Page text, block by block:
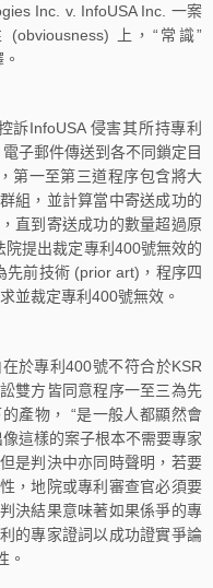
Inc. v. InfoUSA Inc. 一案
上，“常識”
InfoUSA 侵害其所持專利
子郵件傳送到各不同鎖定目
第一至第三道程序包含將大
組，並計算當中寄送成功的
直到寄送成功的數量超過原
提出裁定專利400號無效的
先前技術 (prior art)，程序四
並裁定專利400號無效。
於專利400號不符合於KSR
雙方皆同意程序一至三為先
產物， “是一般人都顯然會
這樣的案子根本不需要專家
是判決中亦同時聲明，若要
，地院或專利審查官必須要
決結果意味著如果係爭的專
的專家證詞以成功證實爭論
。